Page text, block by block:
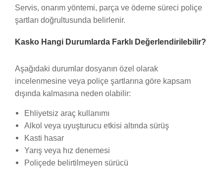
Servis, onarım yöntemi, parça ve ödeme süreci poliçe
şartları doğrultusunda belirlenir.
Kasko Hangi Durumlarda Farklı Değerlendirilebilir?
Aşağıdaki durumlar dosyanın özel olarak
incelenmesine veya poliçe şartlarına göre kapsam
dışında kalmasına neden olabilir:
Ehliyetsiz araç kullanımı
Alkol veya uyuşturucu etkisi altında sürüş
Kasti hasar
Yarış veya hız denemesi
Poliçede belirtilmeyen sürücü